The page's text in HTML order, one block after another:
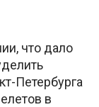
что дало
Петербурга
в